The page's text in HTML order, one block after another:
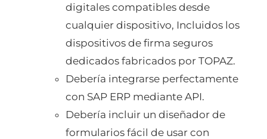
digitales compatibles desde
cualquier dispositivo, Incluidos los
dispositivos de firma seguros
dedicados fabricados por TOPAZ.
Debería integrarse perfectamente
con SAP ERP mediante API.
Debería incluir un diseñador de
formularios fácil de usar con